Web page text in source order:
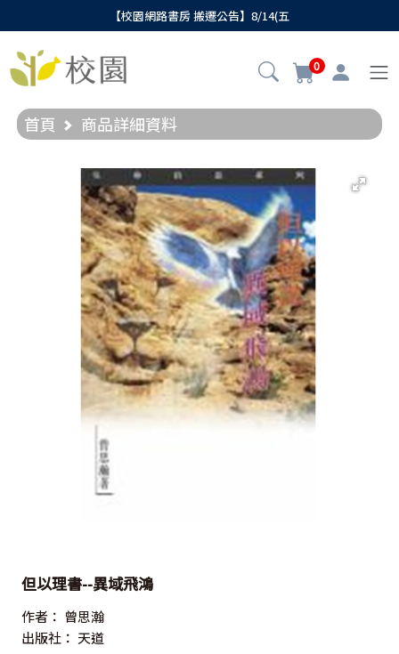
【校園網路書房 搬遷公告】8/14(五
0
首頁 商品詳細資料
但以理書--異域飛鴻
作者： 曾思瀚
出版社： 天道